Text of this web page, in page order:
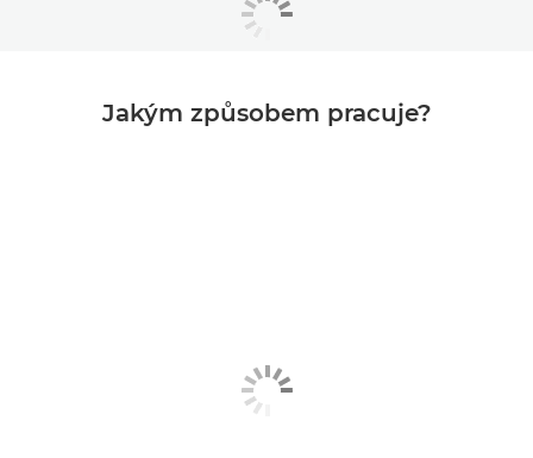
Jakým způsobem pracuje?